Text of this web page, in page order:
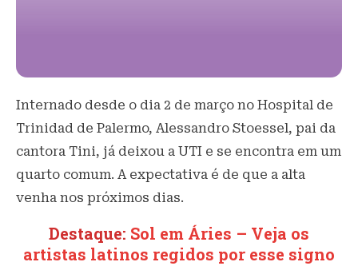
Internado desde o dia 2 de março no Hospital de
Trinidad de Palermo, Alessandro Stoessel, pai da
cantora Tini, já deixou a UTI e se encontra em um
quarto comum. A expectativa é de que a alta
venha nos próximos dias.
Destaque: Sol em Áries – Veja os
artistas latinos regidos por esse signo